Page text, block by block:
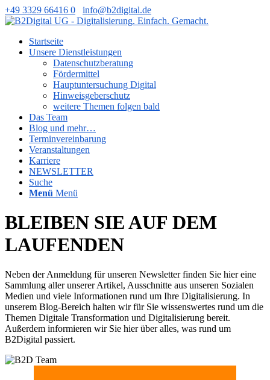
+49 3329 66416 0 info@b2digital.de
Startseite
Unsere Dienstleistungen
Datenschutzberatung
Fördermittel
Hauptuntersuchung Digital
Hinweisgeberschutz
weitere Themen folgen bald
Das Team
Blog und mehr…
Terminvereinbarung
Veranstaltungen
Karriere
NEWSLETTER
Suche
Menü Menü
BLEIBEN SIE AUF DEM
LAUFENDEN
Neben der Anmeldung für unseren Newsletter finden Sie hier eine
Sammlung aller unserer Artikel, Ausschnitte aus unseren Sozialen
Medien und viele Informationen rund um Ihre Digitalisierung. In
unserem Blog-Bereich halten wir für Sie wissenswertes rund um die
Themen Digitale Transformation und Digitalisierung bereit.
Außerdem informieren wir Sie hier über alles, was rund um
B2Digital passiert.